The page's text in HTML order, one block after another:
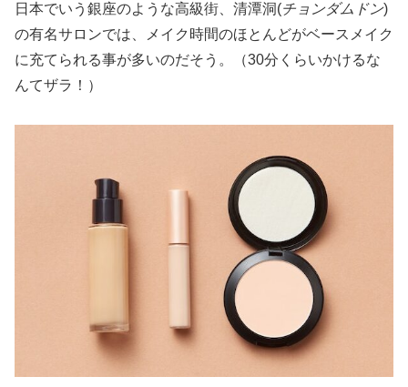
日本でいう銀座のような高級街、清潭洞(チョンダムドン)
の有名サロンでは、メイク時間のほとんどがベースメイク
に充てられる事が多いのだそう。（30分くらいかけるな
んてザラ！）